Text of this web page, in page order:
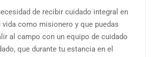
de recibir cuidado integral en
vida como misionero y que puedas
al campo con un equipo de cuidado
que durante tu estancia en el